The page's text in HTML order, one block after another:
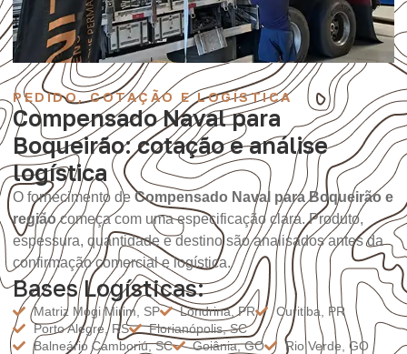
PEDIDO, COTAÇÃO E LOGÍSTICA
Compensado Naval para
Boqueirão: cotação e análise
logística
O fornecimento de Compensado Naval para Boqueirão e
regiãocomeça com uma especificação clara. Produto,
espessura, quantidade e destino são analisados antes da
confirmação comercial e logística.
Bases Logísticas:
Matriz Mogi Mirim, SP Londrina, PR
Curitiba, PR
Porto Alegre, RS
Florianópolis, SC
Balneário Camboriú, SC
Goiânia, GO
Rio Verde, GO